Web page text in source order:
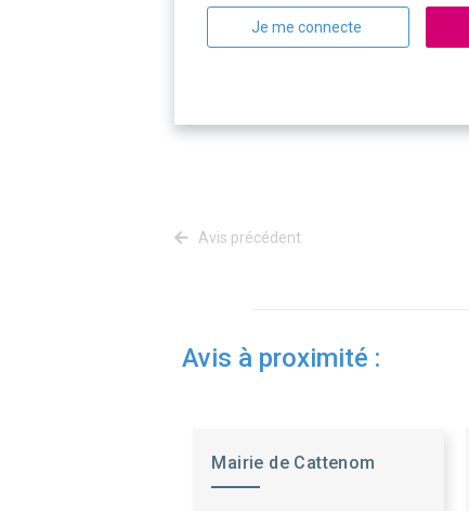
Je me connecte
Avis précédent
Avis à proximité :
Mairie de Cattenom